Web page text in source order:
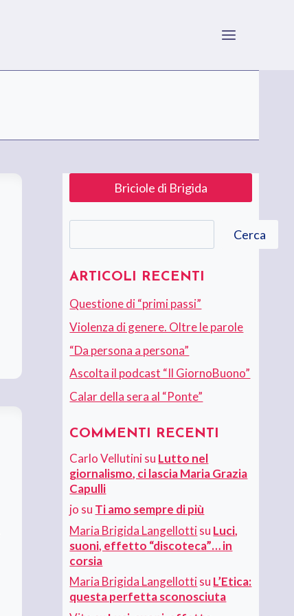
Briciole di Brigida
Cerca
ARTICOLI RECENTI
Questione di “primi passi”
Violenza di genere. Oltre le parole
“Da persona a persona”
Ascolta il podcast “Il GiornoBuono”
Calar della sera al “Ponte”
COMMENTI RECENTI
Carlo Vellutinisu Lutto nel
giornalismo, ci lascia Maria Grazia
Capulli
jo su Ti amo sempre di più
Maria Brigida Langellottisu Luci,
suoni, effetto “discoteca”… in
corsia
Maria Brigida Langellottisu L’Etica:
questa perfetta sconosciuta